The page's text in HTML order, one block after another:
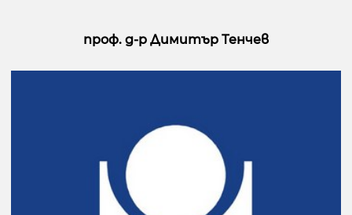
проф. д-р Димитър Тенчев